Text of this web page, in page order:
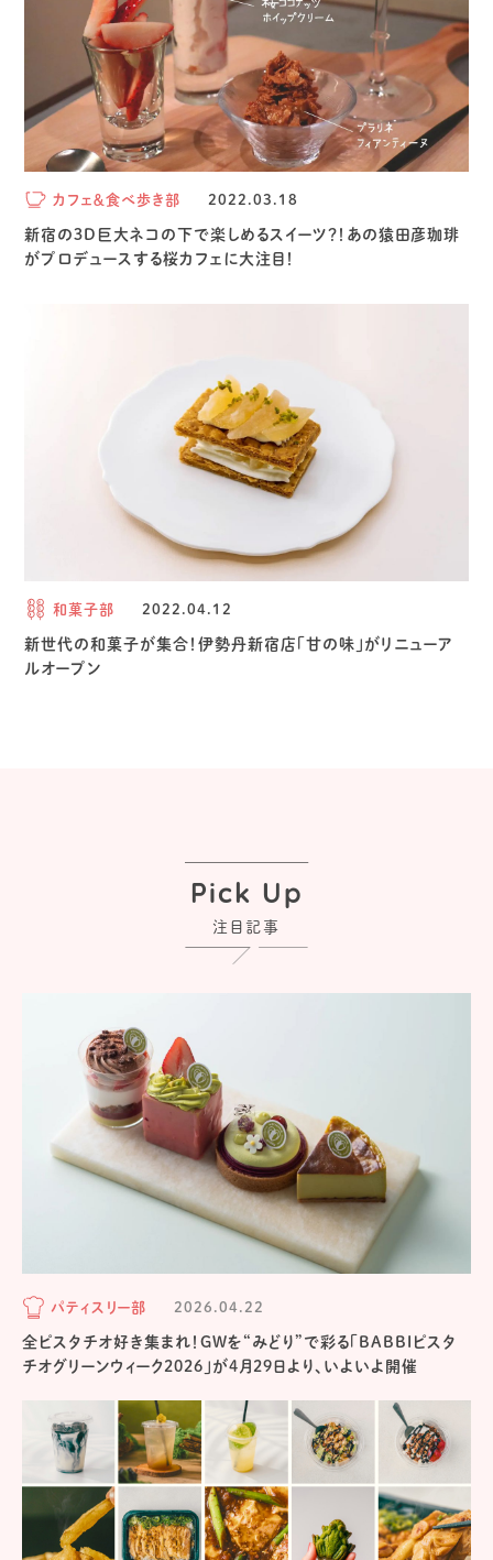
カフェ＆食べ歩き部 2022.03.18
新宿の３D巨大ネコの下で楽しめるスイーツ？！あの猿田彦珈琲
がプロデュースする桜カフェに大注目！
和菓子部 2022.04.12
新世代の和菓子が集合！伊勢丹新宿店「甘の味」がリニューア
ルオープン
Pick Up
注目記事
パティスリー部 2026.04.22
全ピスタチオ好き集まれ！GWを“みどり”で彩る「BABBIピスタ
チオグリーンウィーク2026」が4月29日より、いよいよ開催